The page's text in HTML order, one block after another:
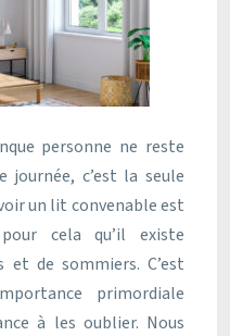
personne ne reste
c’est la seule
un lit convenable est
cela qu’il existe
de sommiers. C’est
primordiale
à les oublier. Nous